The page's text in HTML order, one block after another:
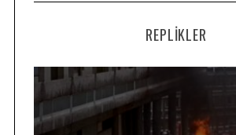
REPLIKLER